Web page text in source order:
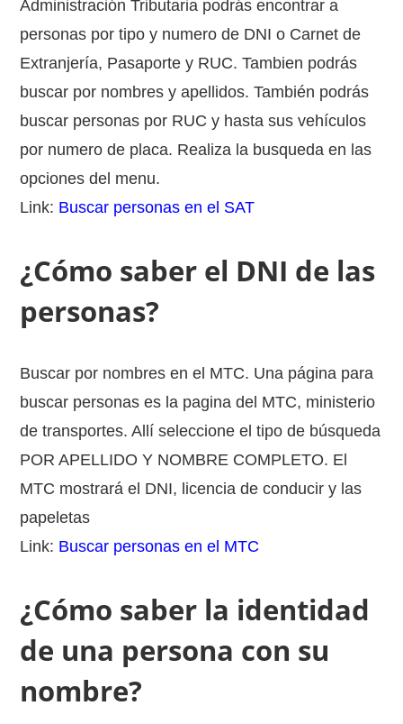
Administración Tributaria podrás encontrar a
personas por tipo y numero de DNI o Carnet de
Extranjería, Pasaporte y RUC. Tambien podrás
buscar por nombres y apellidos. También podrás
buscar personas por RUC y hasta sus vehículos
por numero de placa. Realiza la busqueda en las
opciones del menu.
Link: Buscar personas en el SAT
¿Cómo saber el DNI de las
personas?
Buscar por nombres en el MTC. Una página para
buscar personas es la pagina del MTC, ministerio
de transportes. Allí seleccione el tipo de búsqueda
POR APELLIDO Y NOMBRE COMPLETO. El
MTC mostrará el DNI, licencia de conducir y las
papeletas
Link: Buscar personas en el MTC
¿Cómo saber la identidad
de una persona con su
nombre?